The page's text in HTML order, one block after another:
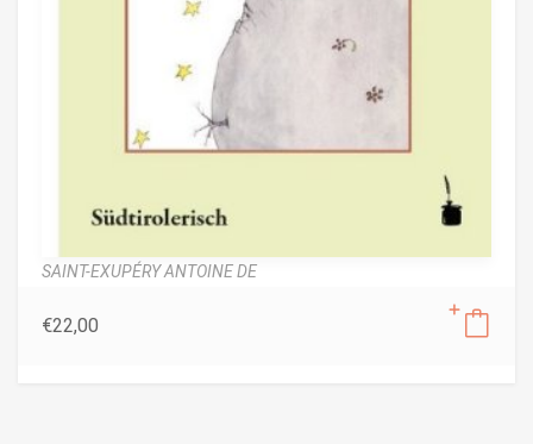
SAINT-EXUPÉRY ANTOINE DE
€22,00